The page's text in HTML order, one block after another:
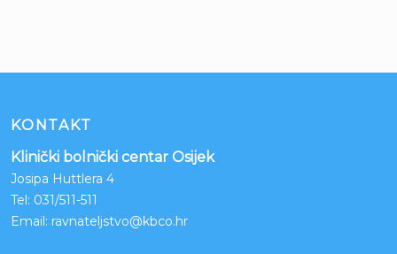
KONTAKT
Klinički bolnički centar Osijek
Josipa Huttlera 4
Tel: 031/511-511
Email: ravnateljstvo@kbco.hr